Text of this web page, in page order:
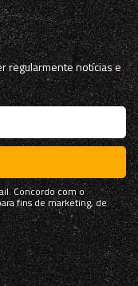
regularmente notícias e
Concordo com o
fins de marketing, de